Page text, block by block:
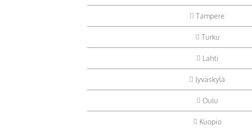
Tampere
Turku
Lahti
Jyväskylä
Oulu
Kuopio